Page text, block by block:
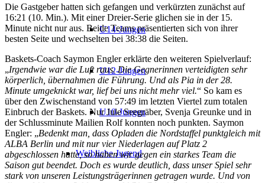
U14-Jungen
U12-Jungen
U10-Jungen
Weibliche Jugend
Die Gastgeber hatten sich gefangen und verkürzten zunächst auf
16:21 (10. Min.). Mit einer Dreier-Serie glichen sie in der 15.
Minute nicht nur aus. Beide Teams präsentierten sich von ihrer
besten Seite und wechselten bei 38:38 die Seiten.
Baskets-Coach Saymon Engler erklärte den weiteren Spielverlauf:
„Irgendwie war die Luft raus. Die Gegnerinnen verteidigten sehr
körperlich, übernahmen die Führung. Und als Pia in der 28.
Minute umgeknickt war, lief bei uns nicht mehr viel.“ So kam es
über den Zwischenstand von 57:49 im letzten Viertel zum totalen
Einbruch der Baskets. Nur Jule Seegräber, Svenja Greunke und in
der Schlussminute Mailien Rolf konnten noch punkten. Saymon
Engler: „Bedenkt man, dass Opladen die Nordstaffel punktgleich mit
ALBA Berlin und mit nur vier Niederlagen auf Platz 2
abgeschlossen hatte, so haben wir gegen ein starkes Team die
Saison gut beendet. Doch es wurde deutlich, dass unser Spiel sehr
stark von unseren Leistungsträgerinnen getragen wurde. Und von